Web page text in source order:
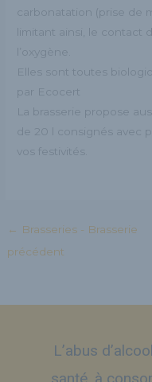
carbonatation (prise de
limitant ainsi, le contact
l’oxygène.
Elles sont toutes
par Ecocert
La brasserie propose
de 20 l consignés avec
vos festivités.
← Brasseries - Brasserie
précédent
L’abus